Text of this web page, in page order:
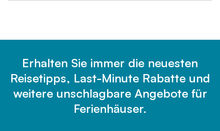
Erhalten Sie immer die neuesten
Reisetipps, Last-Minute Rabatte und
weitere unschlagbare Angebote für
Ferienhäuser.